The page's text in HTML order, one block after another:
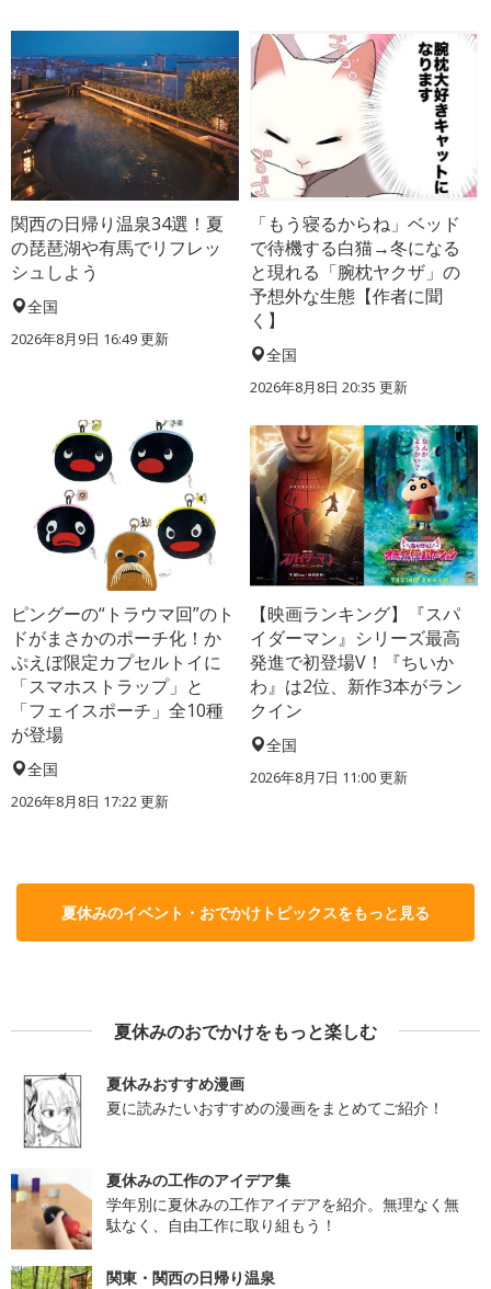
関西の日帰り温泉34選！夏
の琵琶湖や有馬でリフレッ
シュしよう
全国
2026年8月9日 16:49更新
「もう寝るからね」ベッド
で待機する白猫→冬になる
と現れる「腕枕ヤクザ」の
予想外な生態【作者に聞
く】
全国
2026年8月8日 20:35 更新
ピングーの“トラウマ回”のト
ドがまさかのポーチ化！か
ぷえぼ限定カプセルトイに
「スマホストラップ」と
「フェイスポーチ」全10種
が登場
全国
2026年8月8日 17:22更新
【映画ランキング】『スパ
イダーマン』シリーズ最高
発進で初登場V！『ちいか
わ』は2位、新作3本がラン
クイン
全国
2026年8月7日 11:00更新
夏休みのイベント・おでかけトピックスをもっと見る
夏休みのおでかけをもっと楽しむ
夏休みおすすめ漫画
夏に読みたいおすすめの漫画をまとめてご紹介！
夏休みの工作のアイデア集
学年別に夏休みの工作アイデアを紹介。無理なく無
駄なく、自由工作に取り組もう！
関東・関西の日帰り温泉